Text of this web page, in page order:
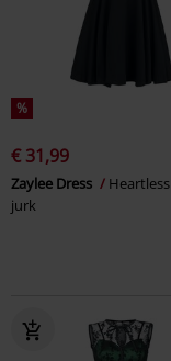
%
€ 31,99
Zaylee Dress Heartless
jurk